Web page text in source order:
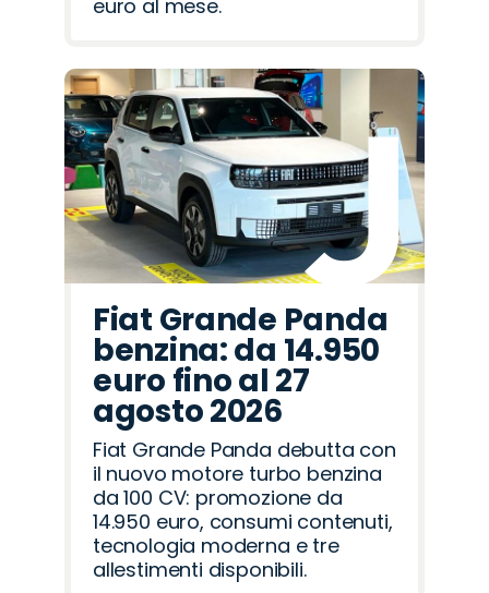
euro al mese.
Fiat Grande Panda
benzina: da 14.950
euro fino al 27
agosto 2026
Fiat Grande Panda debutta con
il nuovo motore turbo benzina
da 100 CV: promozione da
14.950 euro, consumi contenuti,
tecnologia moderna e tre
allestimenti disponibili.